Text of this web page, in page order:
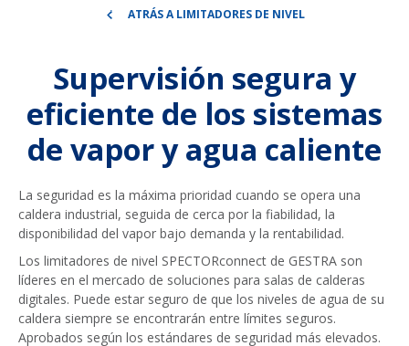
ATRÁS A LIMITADORES DE NIVEL
Supervisión segura y
eficiente de los sistemas
de vapor y agua caliente
La seguridad es la máxima prioridad cuando se opera una
caldera industrial, seguida de cerca por la fiabilidad, la
disponibilidad del vapor bajo demanda y la rentabilidad.
Los limitadores de nivel SPECTORconnect de GESTRA son
líderes en el mercado de soluciones para salas de calderas
digitales. Puede estar seguro de que los niveles de agua de su
caldera siempre se encontrarán entre límites seguros.
Aprobados según los estándares de seguridad más elevados.